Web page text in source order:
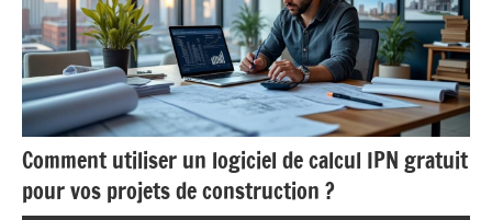
Comment utiliser un logiciel de calcul IPN gratuit
pour vos projets de construction ?